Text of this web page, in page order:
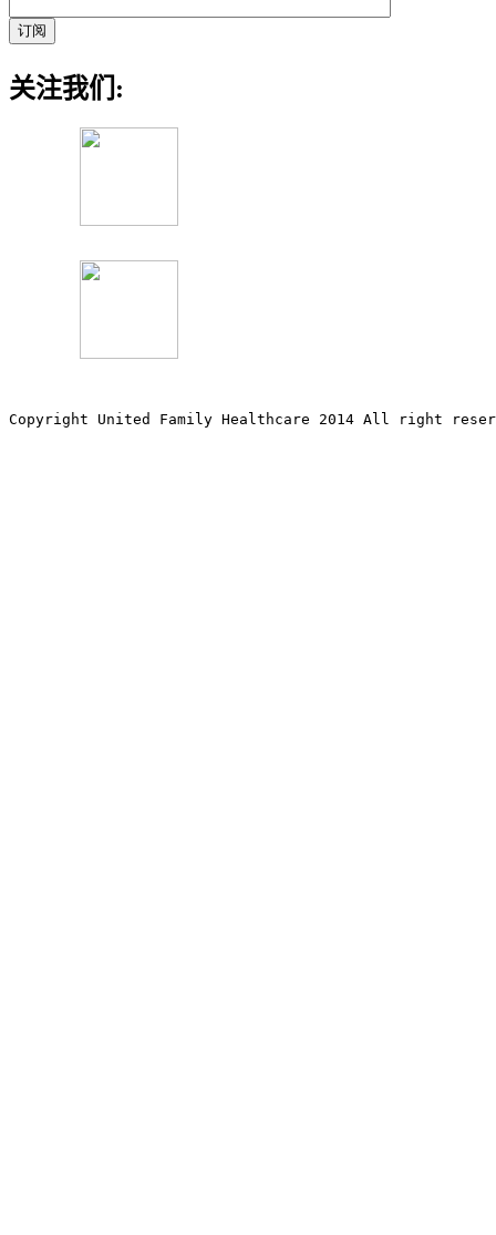
关注我们:
Copyright United Family Healthcare 2014 All right